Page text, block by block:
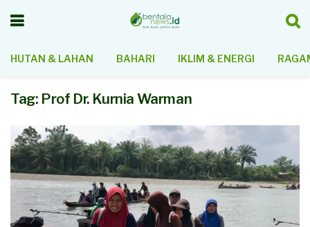
HUTAN & LAHAN BAHARI IKLIM & ENERGI
Tag: Prof Dr. Kurnia Warman